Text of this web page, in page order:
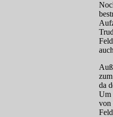
da
Um
von